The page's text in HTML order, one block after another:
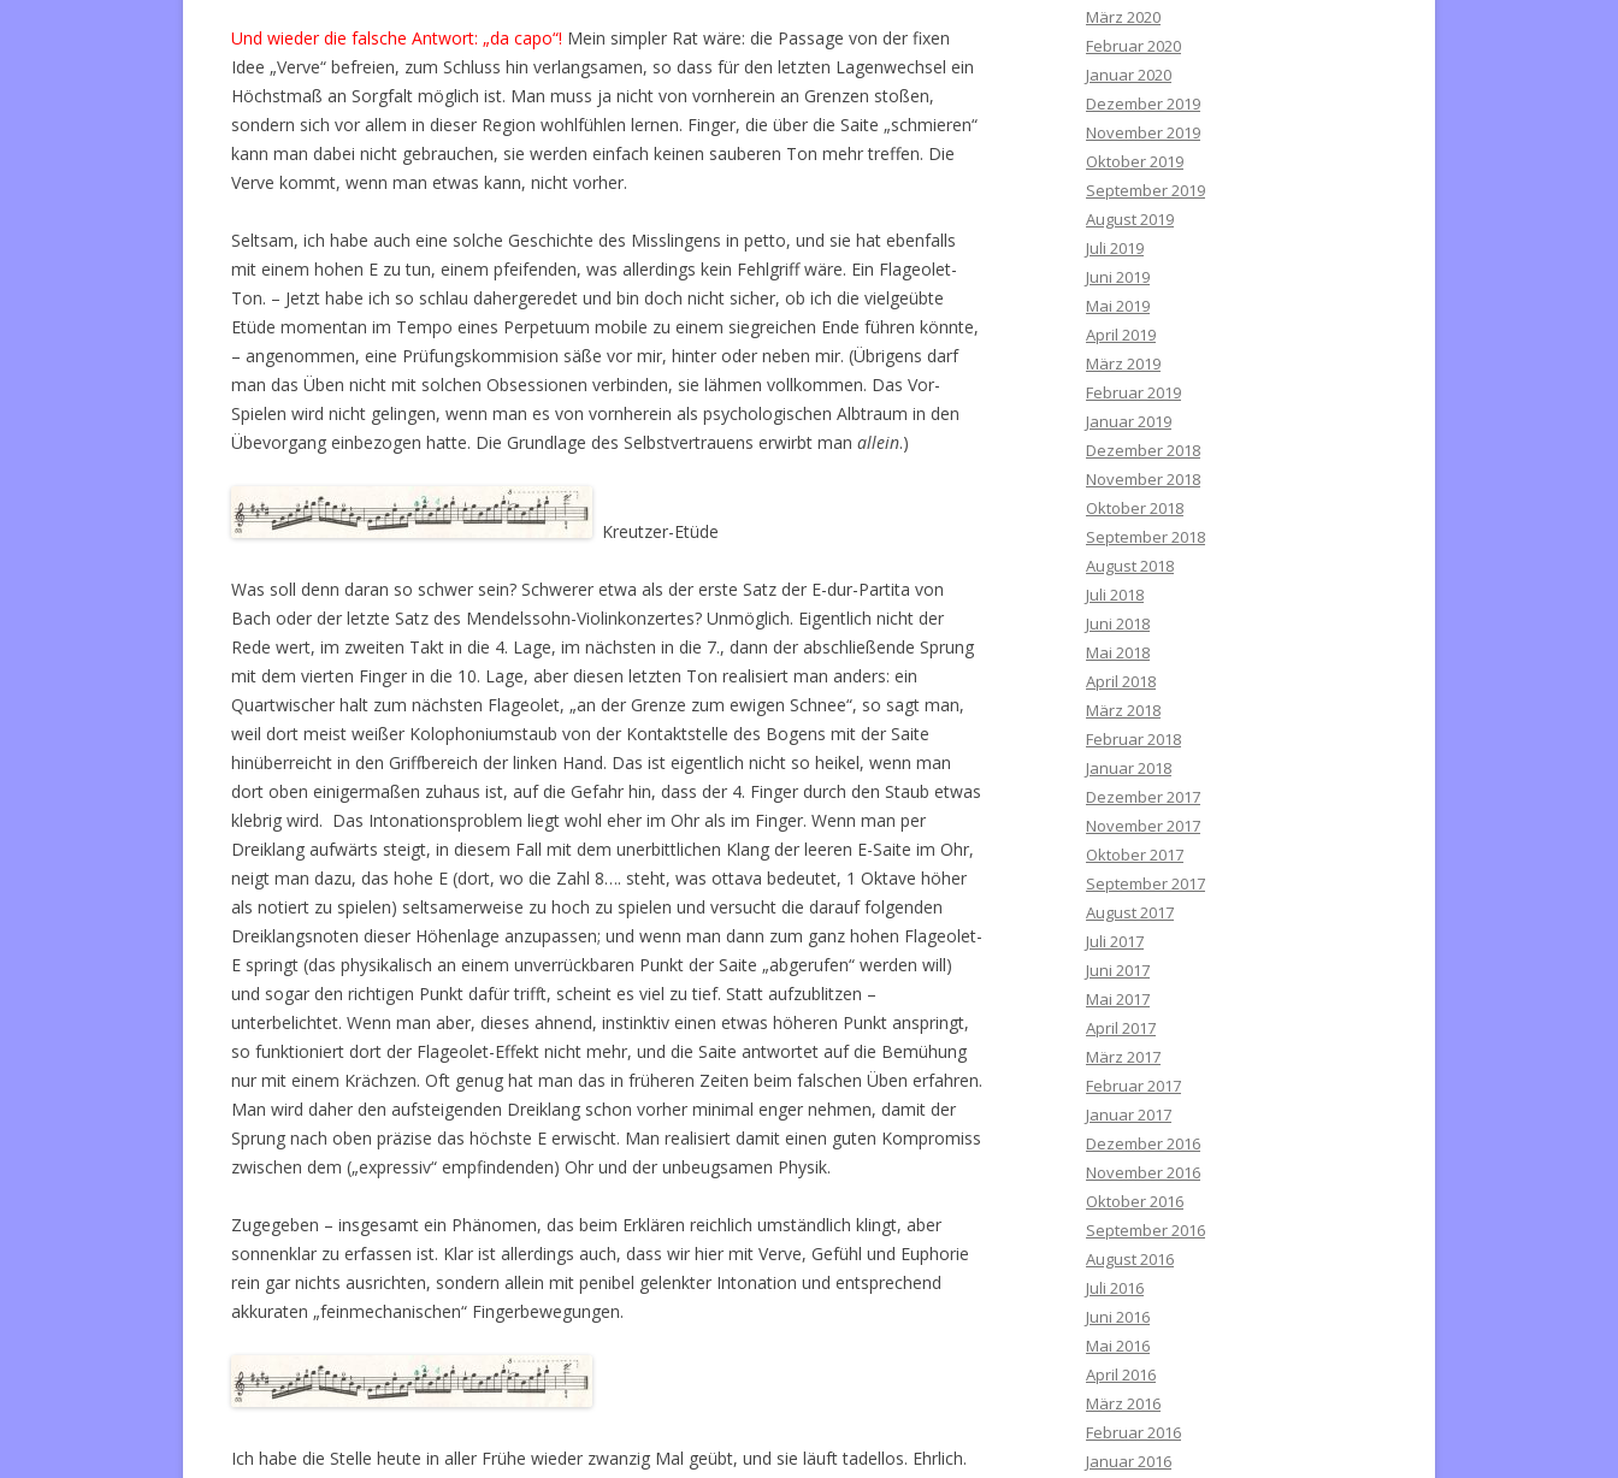
Und wieder die falsche Antwort: „da capo“! Mein simpler Rat wäre: die Passage von der fixen
Idee „Verve“ befreien, zum Schluss hin verlangsamen, so dass für den letzten Lagenwechsel ein
Höchstmaß an Sorgfalt möglich ist. Man muss ja nicht von vornherein an Grenzen stoßen,
sondern sich vor allem in dieser Region wohlfühlen lernen. Finger, die über die Saite „schmieren“
kann man dabei nicht gebrauchen, sie werden einfach keinen sauberen Ton mehr treffen. Die
Verve kommt, wenn man etwas kann, nicht vorher.
Seltsam, ich habe auch eine solche Geschichte des Misslingens in petto, und sie hat ebenfalls
mit einem hohen E zu tun, einem pfeifenden, was allerdings kein Fehlgriff wäre. Ein Flageolet-
Ton. – Jetzt habe ich so schlau dahergeredet und bin doch nicht sicher, ob ich die vielgeübte
Etüde momentan im Tempo eines Perpetuum mobile zu einem siegreichen Ende führen könnte,
– angenommen, eine Prüfungskommision säße vor mir, hinter oder neben mir. (Übrigens darf
man das Üben nicht mit solchen Obsessionen verbinden, sie lähmen vollkommen. Das Vor-
Spielen wird nicht gelingen, wenn man es von vornherein als psychologischen Albtraum in den
Übevorgang einbezogen hatte. Die Grundlage des Selbstvertrauens erwirbt man allein.)
Kreutzer-Etüde
Was soll denn daran so schwer sein? Schwerer etwa als der erste Satz der E-dur-Partita von
Bach oder der letzte Satz des Mendelssohn-Violinkonzertes? Unmöglich. Eigentlich nicht der
Rede wert, im zweiten Takt in die 4. Lage, im nächsten in die 7., dann der abschließende Sprung
mit dem vierten Finger in die 10. Lage, aber diesen letzten Ton realisiert man anders: ein
Quartwischer halt zum nächsten Flageolet, „an der Grenze zum ewigen Schnee“, so sagt man,
weil dort meist weißer Kolophoniumstaub von der Kontaktstelle des Bogens mit der Saite
hinüberreicht in den Griffbereich der linken Hand. Das ist eigentlich nicht so heikel, wenn man
dort oben einigermaßen zuhaus ist, auf die Gefahr hin, dass der 4. Finger durch den Staub etwas
klebrig wird. Das Intonationsproblem liegt wohl eher im Ohr als im Finger. Wenn man per
Dreiklang aufwärts steigt, in diesem Fall mit dem unerbittlichen Klang der leeren E-Saite im Ohr,
neigt man dazu, das hohe E (dort, wo die Zahl 8…. steht, was ottava bedeutet, 1 Oktave höher
als notiert zu spielen) seltsamerweise zu hoch zu spielen und versucht die darauf folgenden
Dreiklangsnoten dieser Höhenlage anzupassen; und wenn man dann zum ganz hohen Flageolet-
E springt (das physikalisch an einem unverrückbaren Punkt der Saite „abgerufen“ werden will)
und sogar den richtigen Punkt dafür trifft, scheint es viel zu tief. Statt aufzublitzen –
unterbelichtet. Wenn man aber, dieses ahnend, instinktiv einen etwas höheren Punkt anspringt,
so funktioniert dort der Flageolet-Effekt nicht mehr, und die Saite antwortet auf die Bemühung
nur mit einem Krächzen. Oft genug hat man das in früheren Zeiten beim falschen Üben erfahren.
Man wird daher den aufsteigenden Dreiklang schon vorher minimal enger nehmen, damit der
Sprung nach oben präzise das höchste E erwischt. Man realisiert damit einen guten Kompromiss
zwischen dem („expressiv“ empfindenden) Ohr und der unbeugsamen Physik.
Zugegeben – insgesamt ein Phänomen, das beim Erklären reichlich umständlich klingt, aber
sonnenklar zu erfassen ist. Klar ist allerdings auch, dass wir hier mit Verve, Gefühl und Euphorie
rein gar nichts ausrichten, sondern allein mit penibel gelenkter Intonation und entsprechend
akkuraten „feinmechanischen“ Fingerbewegungen.
Ich habe die Stelle heute in aller Frühe wieder zwanzig Mal geübt, und sie läuft tadellos. Ehrlich.
März 2020
Februar 2020
Januar 2020
Dezember 2019
November 2019
Oktober 2019
September 2019
August 2019
Juli 2019
Juni 2019
Mai 2019
April 2019
März 2019
Februar 2019
Januar 2019
Dezember 2018
November 2018
Oktober 2018
September 2018
August 2018
Juli 2018
Juni 2018
Mai 2018
April 2018
März 2018
Februar 2018
Januar 2018
Dezember 2017
November 2017
Oktober 2017
September 2017
August 2017
Juli 2017
Juni 2017
Mai 2017
April 2017
März 2017
Februar 2017
Januar 2017
Dezember 2016
November 2016
Oktober 2016
September 2016
August 2016
Juli 2016
Juni 2016
Mai 2016
April 2016
März 2016
Februar 2016
Januar 2016